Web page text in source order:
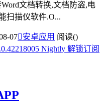
文档转换,文档防盗,电
扫描仪软件.O...
07安卓应用 阅读()